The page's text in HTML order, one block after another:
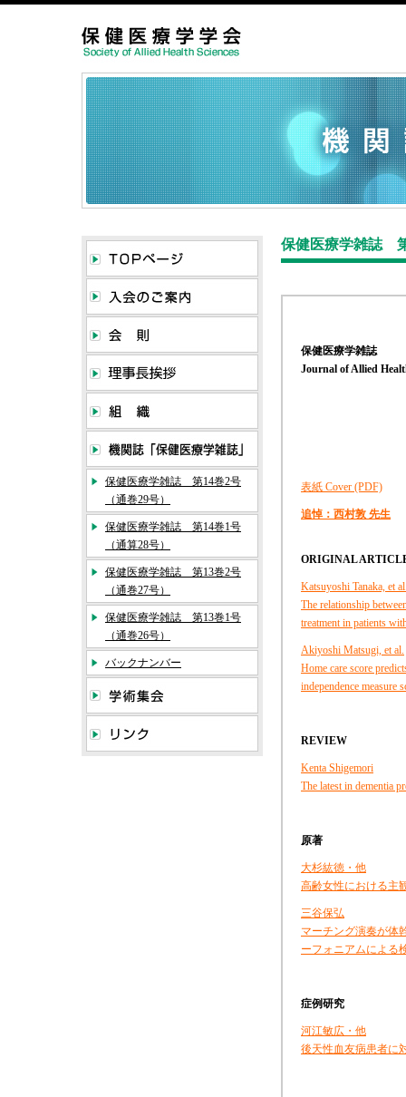
保健医療学雑誌 第14巻2号
（通巻29号）
保健医療学雑誌 第14巻1号
（通算28号）
保健医療学雑誌 第13巻2号
（通巻27号）
保健医療学雑誌 第13巻1号
（通巻26号）
バックナンバー
保健医療学雑誌
保健医療学雑誌
Journal of Allied
表紙 Cover (PDF)
追悼：西村敦 先生
ORIGINAL
Katsuyoshi Tanaka, et
The relationship
treatment in patients
Akiyoshi Matsugi, et al.
Home care score
independence measure
REVIEW
Kenta Shigemori
The latest in dementia
原著
大杉紘徳・他
高齢女性における主
三谷保弘
マーチング演奏が体
ーフォニアムによる
症例研究
河江敏広・他
後天性血友病患者に